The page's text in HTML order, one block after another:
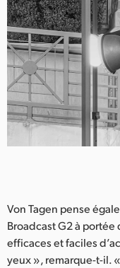
Von Tagen pense
Broadcast G2 à
efficaces et faciles
yeux », remarque-t-il.